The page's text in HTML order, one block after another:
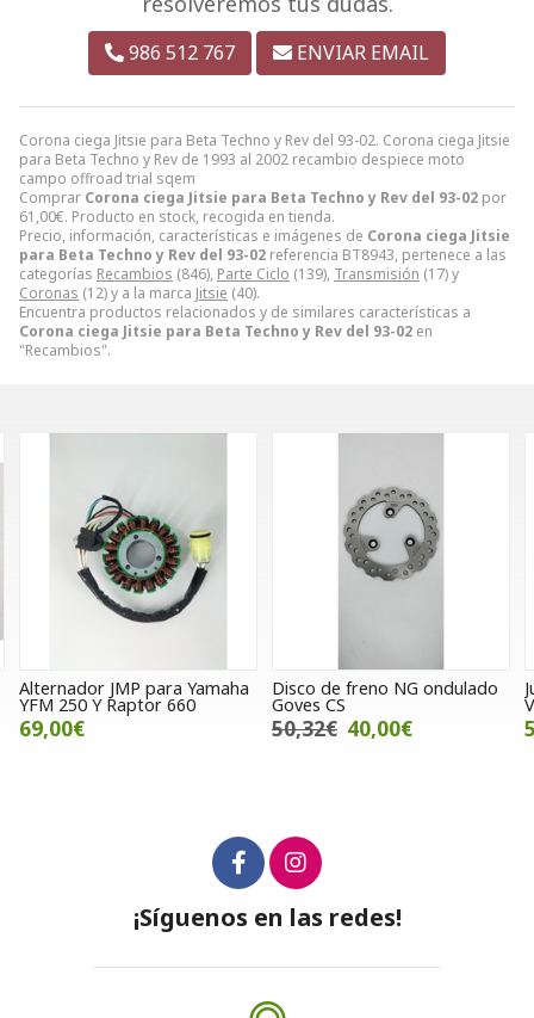
Corona ciega Jitsie para Beta Techno y Rev del 93-02. Corona ciega Jitsie
para Beta Techno y Rev de 1993 al 2002 recambio despiece moto
campo offroad trial sqem
Comprar Corona ciega Jitsie para Beta Techno y Rev del 93-02 por
61,00€. Producto en stock, recogida en tienda.
Precio, información, características e imágenes de Corona ciega Jitsie
para Beta Techno y Rev del 93-02 referencia BT8943, pertenece a las
categorías Recambios (846), Parte Ciclo (139), Transmisión (17) y
Coronas (12) y a la marca Jitsie (40).
Encuentra productos relacionados y de similares características a
Corona ciega Jitsie para Beta Techno y Rev del 93-02 en
"Recambios".
986 512 767 ENVIAR EMAIL
Disco de freno NG ondulado
Goves CS
50,32€
Juego de carteres SWM
Varez, RS y SM 125
500,00€
¡Síguenos en las redes!